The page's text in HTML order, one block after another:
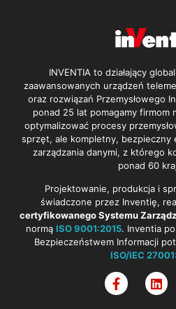
INVENTIA to działający
zaawansowanych urządzeń
oraz rozwiązań Przemysłowego
ponad 25 lat pomagamy
optymalizować procesy
sprzęt, ale kompletny, bezpieczny
zarządzania danymi, z którego
ponad 60
Projektowanie, produkcja i
świadczone przez Inventię,
certyfikowanego Systemu
normą ISO 9001:2015. Inventia
Bezpieczeństwem Informacji
ISO/IEC